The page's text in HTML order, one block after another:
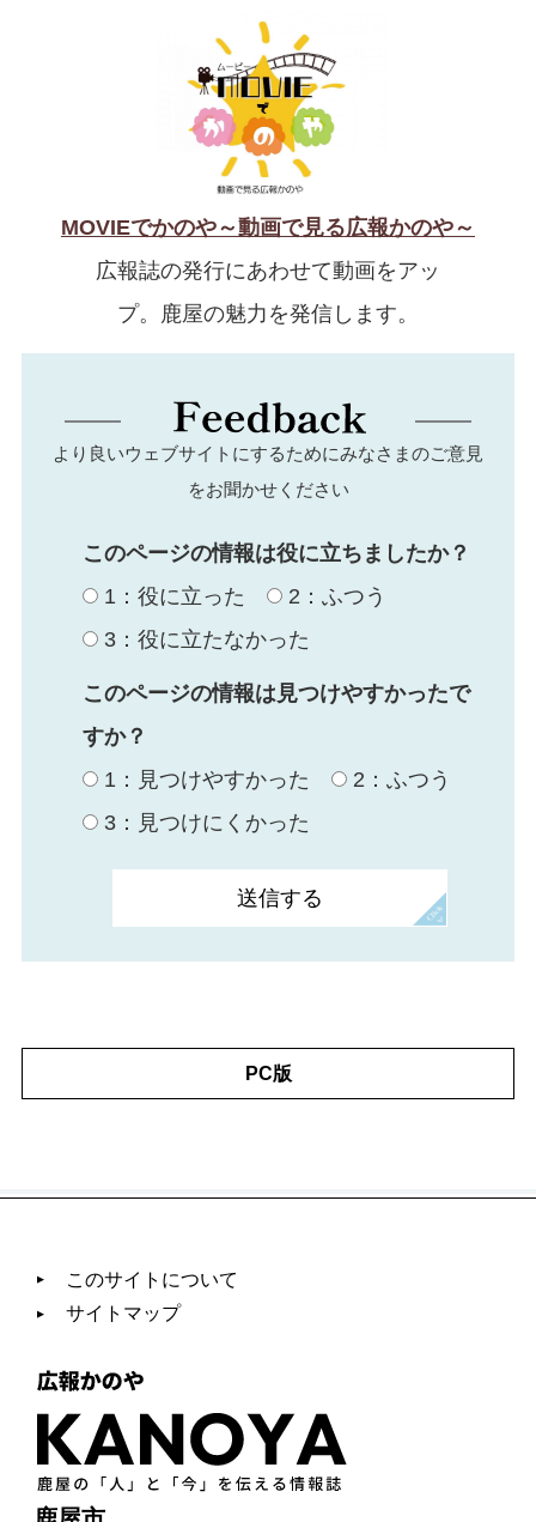
MOVIEでかのや～動画で見る広報かのや～
広報誌の発行にあわせて動画をアッ
プ。鹿屋の魅力を発信します。
より良いウェブサイトにするためにみなさまのご意見
をお聞かせください
このページの情報は役に立ちましたか？
1：役に立った
2：ふつう
3：役に立たなかった
このページの情報は見つけやすかったで
すか？
1：見つけやすかった
2：ふつう
3：見つけにくかった
PC版
このサイトについて
サイトマップ